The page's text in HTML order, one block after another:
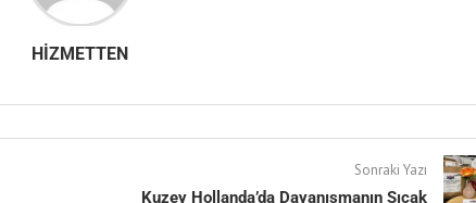
HIZMETTEN
Sonraki Yazı
Kuzey Hollanda’da Dayanışmanın Sıcak